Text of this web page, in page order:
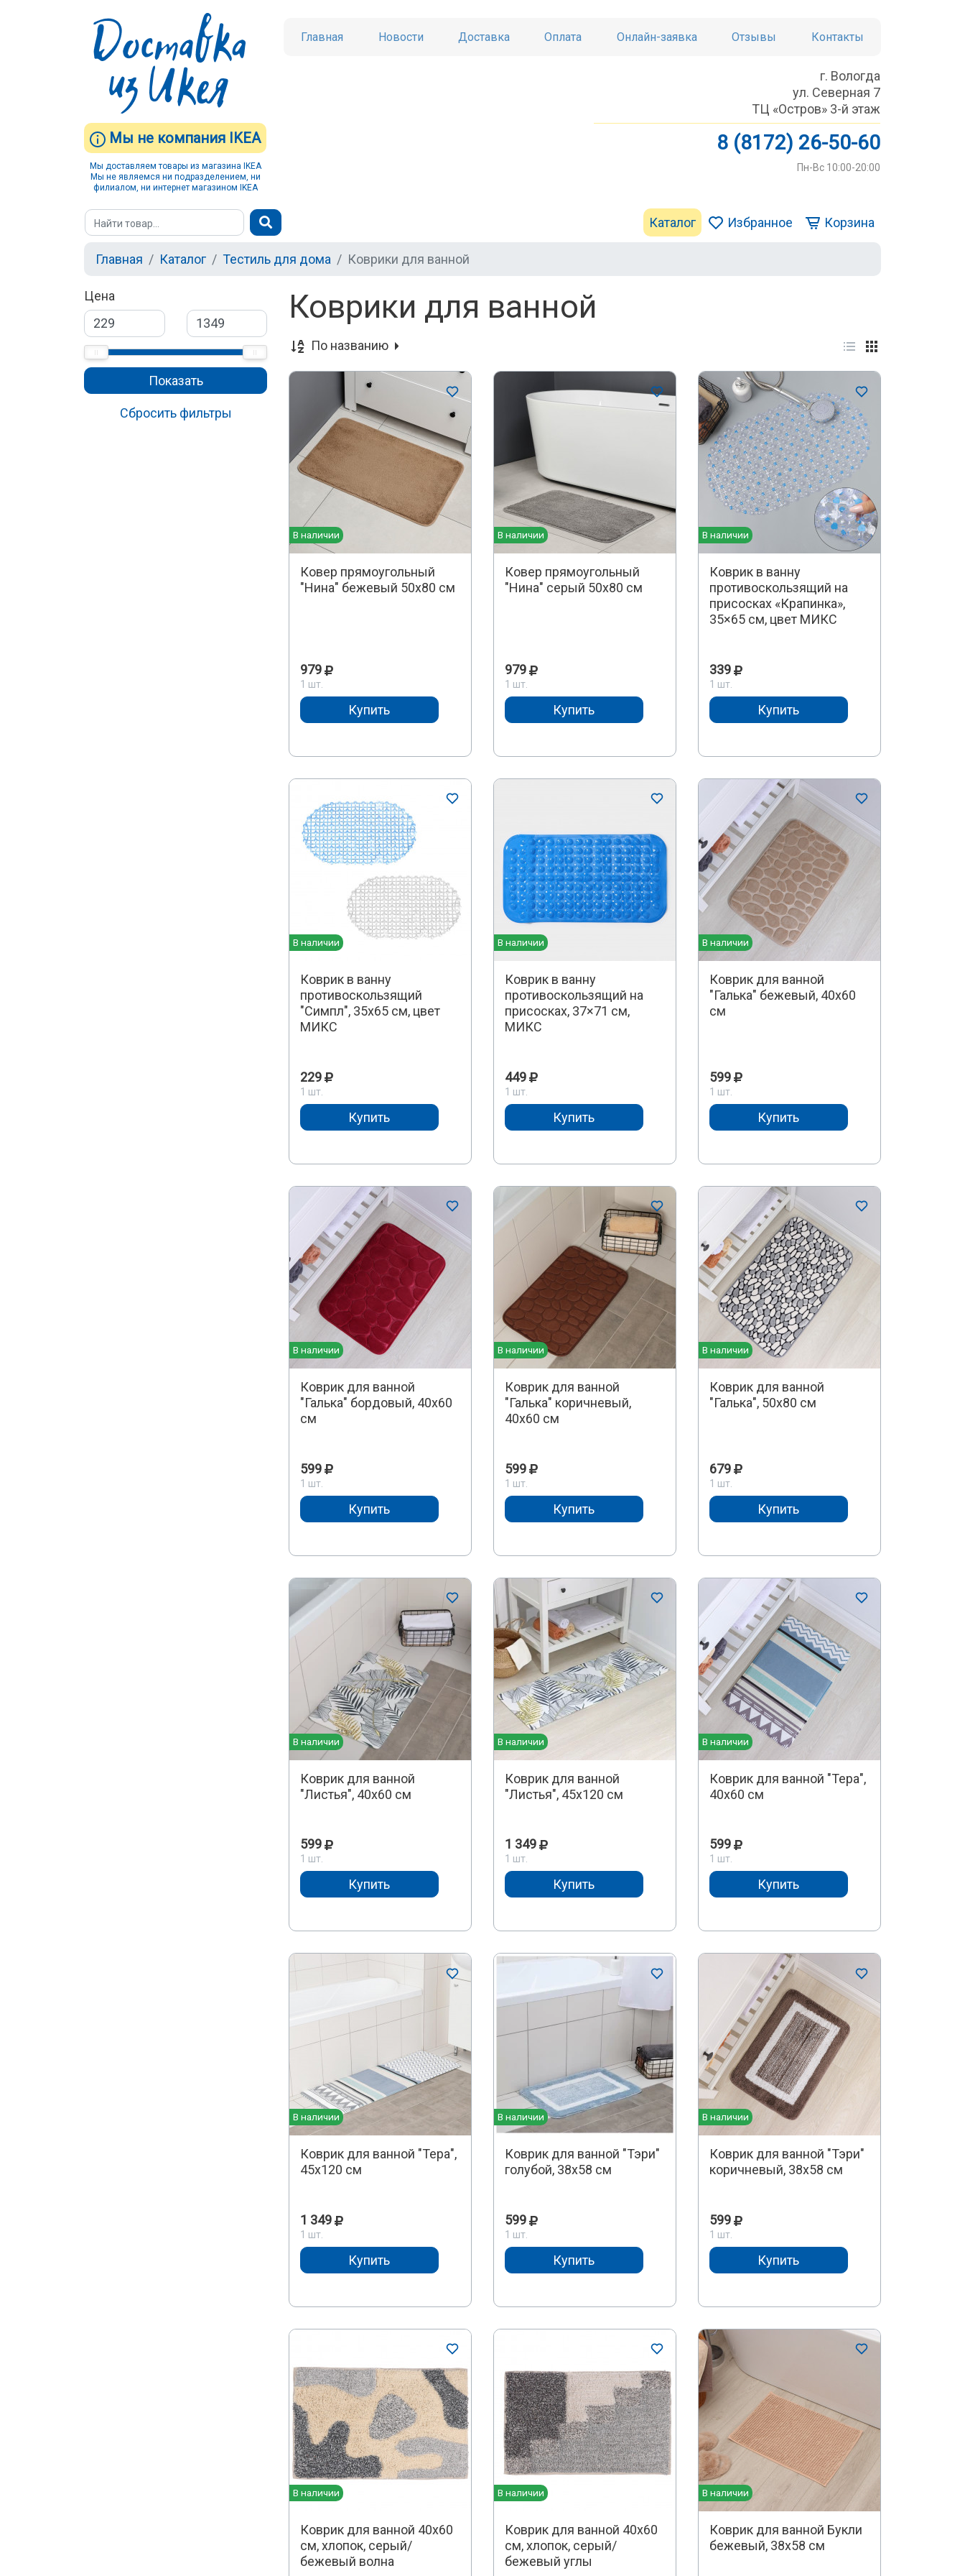
Мы не компания IKEA
Мы доставляем товары из магазина IKEA
Мы не являемся ни подразделением, ни
филиалом, ни интернет магазином IKEA
Главная Новости Доставка Оплата Онлайн-заявка Отзывы Контакты
г. Вологда
ул. Северная 7
ТЦ «Остров» 3-й этаж
8 (8172) 26-50-60
Пн-Вс 10:00-20:00
Каталог Избранное Корзина
Главная Каталог Тестиль для дома Коврики для ванной
Цена
Показать
Сбросить фильтры
Коврики для ванной
По названию
В наличии
Ковер прямоугольный
"Нина" бежевый 50х80 см
979
1 шт.
Купить
В наличии
Ковер прямоугольный
"Нина" серый 50х80 см
979
1 шт.
Купить
В наличии
Коврик в ванну
противоскользящий на
присосках «Крапинка»,
35×65 см, цвет МИКС
339
1 шт.
Купить
В наличии
Коврик в ванну
противоскользящий
"Симпл", 35х65 см, цвет
МИКС
229
1 шт.
Купить
В наличии
Коврик в ванну
противоскользящий на
присосках, 37×71 см,
МИКС
449
1 шт.
Купить
В наличии
Коврик для ванной
"Галька" бежевый, 40х60
см
599
1 шт.
Купить
В наличии
Коврик для ванной
"Галька" бордовый, 40х60
см
599
1 шт.
Купить
В наличии
Коврик для ванной
"Галька" коричневый,
40х60 см
599
1 шт.
Купить
В наличии
Коврик для ванной
"Галька", 50х80 см
679
1 шт.
Купить
В наличии
Коврик для ванной
"Листья", 40х60 см
599
1 шт.
Купить
В наличии
Коврик для ванной
"Листья", 45х120 см
1 349
1 шт.
Купить
В наличии
Коврик для ванной "Тера",
40х60 см
599
1 шт.
Купить
В наличии
Коврик для ванной "Тера",
45х120 см
1 349
1 шт.
Купить
В наличии
Коврик для ванной "Тэри"
голубой, 38х58 см
599
1 шт.
Купить
В наличии
Коврик для ванной "Тэри"
коричневый, 38х58 см
599
1 шт.
Купить
В наличии
Коврик для ванной 40x60
см, хлопок, серый/
бежевый волна
В наличии
Коврик для ванной 40x60
см, хлопок, серый/
бежевый углы
В наличии
Коврик для ванной Букли
бежевый, 38х58 см